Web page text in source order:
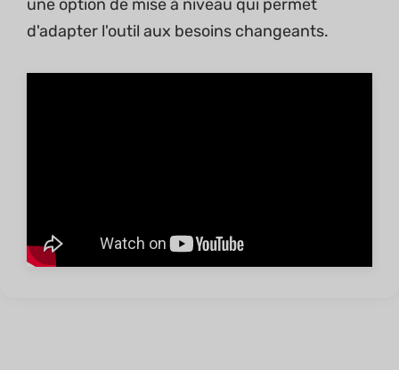
une option de mise à niveau qui permet
d'adapter l'outil aux besoins changeants.